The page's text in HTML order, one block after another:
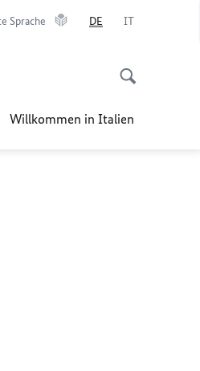
Sprache DE IT
Willkommen in Italien